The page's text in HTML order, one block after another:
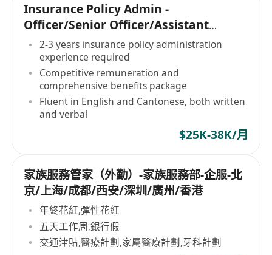
Insurance Policy Admin -
Officer/Senior Officer/Assistant
Manager
2-3 years insurance policy administration
experience required
Competitive remuneration and
comprehensive benefits package
Fluent in English and Cantonese, both written
and verbal
$25K-38K/月
家族服務管家（外勤）-家族服務部-企服-北
京/上海/成都/西安/深圳/廣州/香港
年終花紅,彈性花紅
五天工作周,銀行假
交通津貼,醫療計劃,家屬醫療計劃,牙科計劃